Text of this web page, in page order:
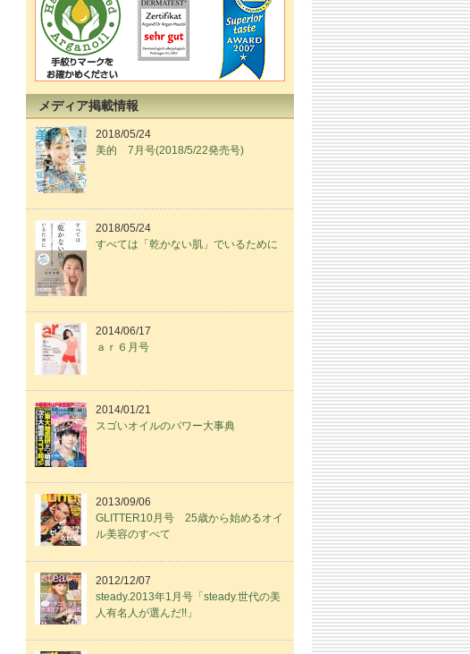
メディア掲載情報
2018/05/24
美的 7月号(2018/5/22発売号)
2018/05/24
すべては「乾かない肌」でいるために
2014/06/17
ａｒ６月号
2014/01/21
スゴいオイルのパワー大事典
2013/09/06
GLITTER10月号 25歳から始めるオイ
ル美容のすべて
2012/12/07
steady.2013年1月号「steady.世代の美
人有名人が選んだ!!」